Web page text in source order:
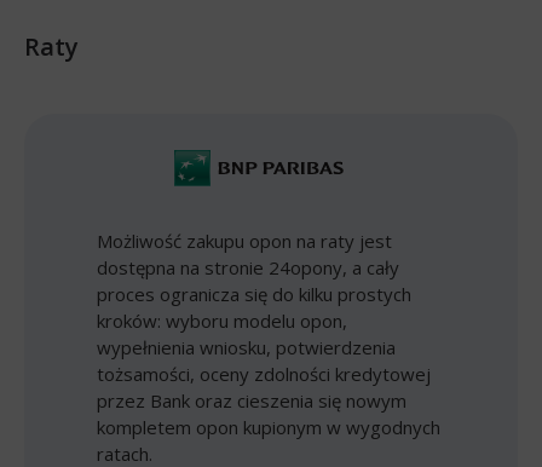
Raty
Możliwość zakupu opon na raty jest
dostępna na stronie 24opony, a cały
proces ogranicza się do kilku prostych
kroków: wyboru modelu opon,
wypełnienia wniosku, potwierdzenia
tożsamości, oceny zdolności kredytowej
przez Bank oraz cieszenia się nowym
kompletem opon kupionym w wygodnych
ratach.